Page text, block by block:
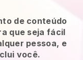
de conteúdo
que seja fácil
pessoa, e
você.